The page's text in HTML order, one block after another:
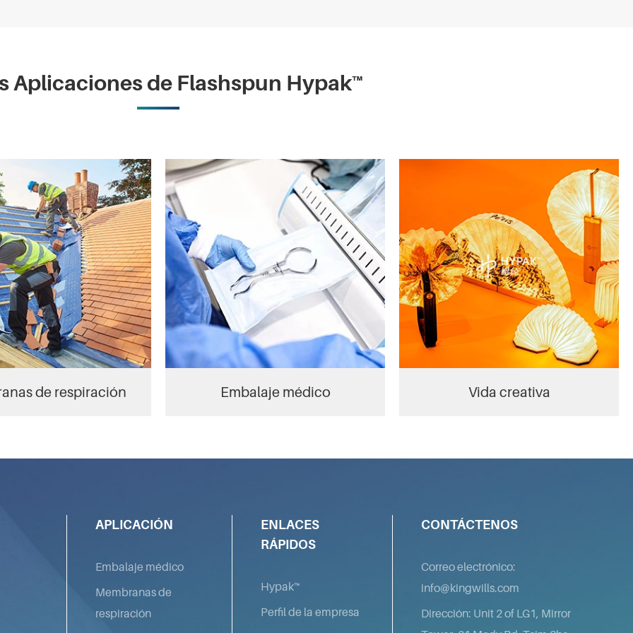
Aplicaciones de Flashspun Hypak™
de respiración Embalaje médico Vida creativa
APLICACIÓN
Embalaje médico
Membranas de
respiración
ENLACES
RÁPIDOS
Hypak™
Perfil de la empresa
CONTÁCTENOS
Correo electrónico:
info@kingwills.com
Dirección: Unit 2 of LG1, Mirror